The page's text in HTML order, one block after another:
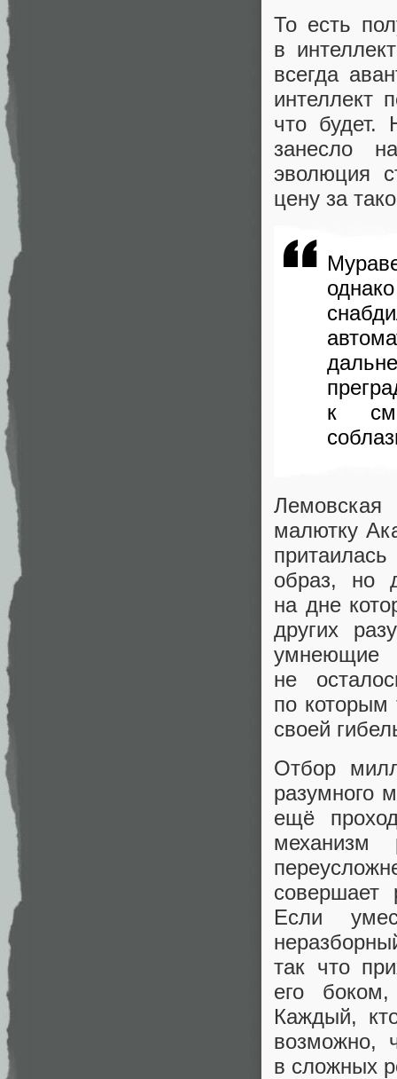
То есть
в
всегда
интеллект
что будет.
занесло
эволюция
цену за
к
Лемовская
малютку
образ, но
на дне
других
не
по которым
своей
Отбор
разумного
ещё
совершает
Если
так что
его
Каждый,
возможно,
в сложных